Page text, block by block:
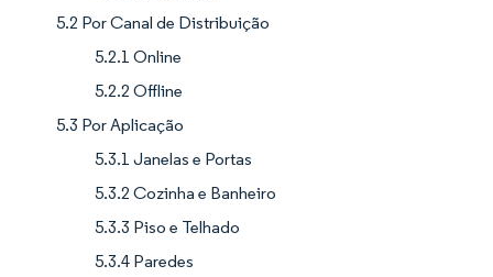
5.2 Por Canal de Distribuição
5.2.1 Online
5.2.2 Offline
5.3 Por Aplicação
5.3.1 Janelas e Portas
5.3.2 Cozinha e Banheiro
5.3.3 Piso e Telhado
5.3.4 Paredes